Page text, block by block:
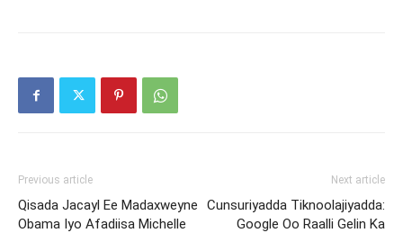
Previous article
Qisada Jacayl Ee Madaxweyne
Obama Iyo Afadiisa Michelle
Next article
Cunsuriyadda Tiknoolajiyadda:
Google Oo Raalli Gelin Ka